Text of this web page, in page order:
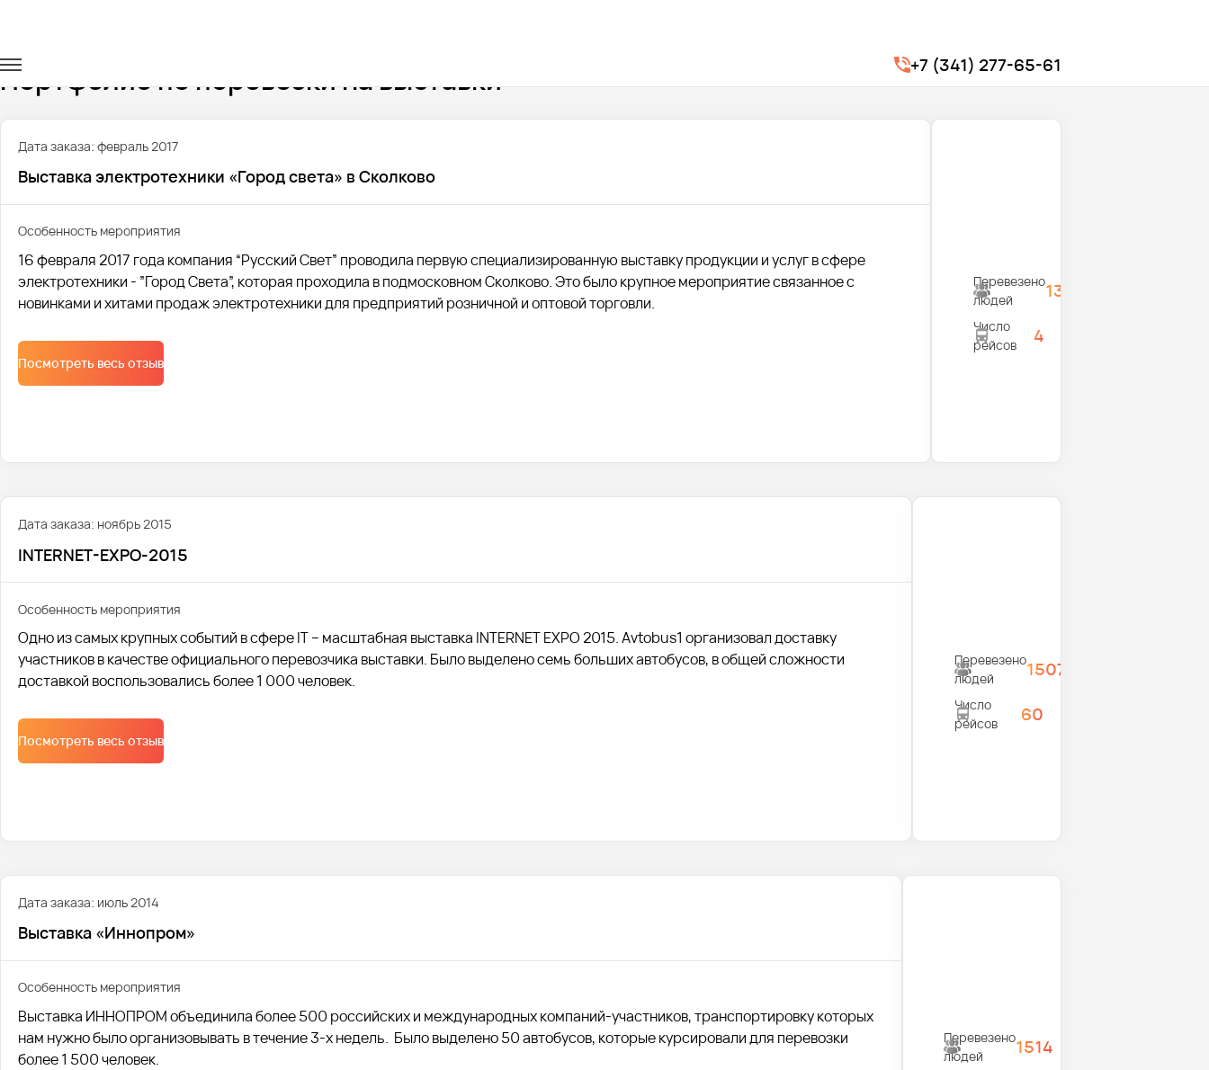
+7 (341) 277-65-61
Портфолио по перевозки на выставки
Дата заказа: февраль 2017
Выставка электротехники «Город света» в Сколково
Особенность мероприятия
16 февраля 2017 года компания “Русский Свет” проводила первую специализированную выставку продукции и услуг в сфере
электротехники - ”Город Света”, которая проходила в подмосковном Сколково. Это было крупное мероприятие связанное с
новинками и хитами продаж электротехники для предприятий розничной и оптовой торговли.
Посмотреть весь отзыв
Перевезено
людей
1300
Число
рейсов
4
Дата заказа: ноябрь 2015
INTERNET-EXPO-2015
Особенность мероприятия
Одно из самых крупных событий в сфере IT – масштабная выставка INTERNET EXPO 2015. Avtobus1 организовал доставку
участников в качестве официального перевозчика выставки. Было выделено семь больших автобусов, в общей сложности
доставкой воспользовались более 1 000 человек.
Посмотреть весь отзыв
Перевезено
людей
1507
Число
рейсов
60
Дата заказа: июль 2014
Выставка «Иннопром»
Особенность мероприятия
Выставка ИННОПРОМ объединила более 500 российских и международных компаний-участников, транспортировку которых
нам нужно было организовывать в течение 3-х недель. Было выделено 50 автобусов, которые курсировали для перевозки
более 1 500 человек.
Перевезено
людей
1514